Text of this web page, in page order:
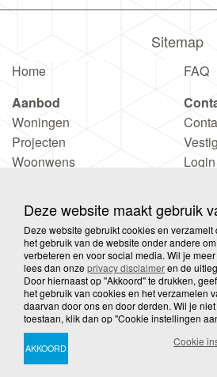
Deze website maakt gebruik
Deze website gebruikt cookies en
het gebruik van de website onder andere
verbeteren en voor social media. Wil je
lees dan onzeprivacy disclaimeren de
Door hiernaast op "Akkoord" te drukken,
het gebruik van cookies en het verzamelen
daarvan door ons en door derden. Wil je
toestaan, klik dan op "Cookie instellingen
Cookie
Sitemap
Home
Aanbod
Woningen
Projecten
Woonwens
FAQ
© 2026 Wooove Privacy
Cookies